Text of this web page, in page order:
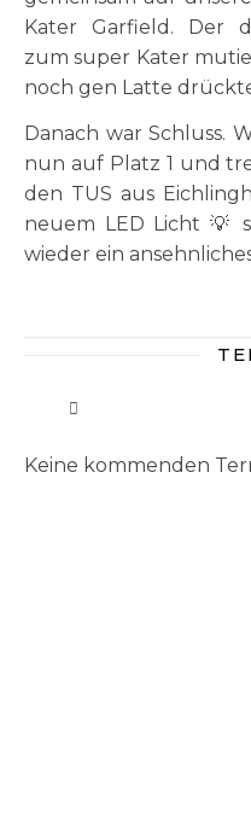
Kater Garfield. Der
zum super Kater
noch gen Latte
Danach war Schluss.
nun auf Platz 1 und
den TUS aus
neuem LED Licht 💡
wieder ein
Keine kommenden